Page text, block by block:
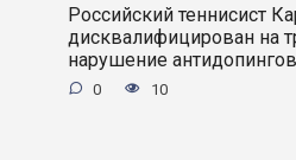
Российский теннисист
дисквалифицирован на
нарушение
0 10